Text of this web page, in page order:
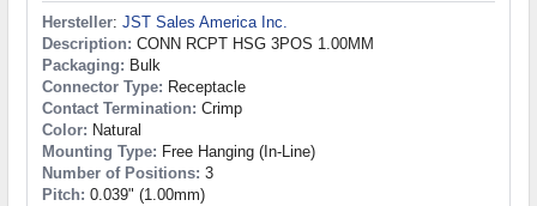
Hersteller: JST Sales America Inc.
Description: CONN RCPT HSG 3POS 1.00MM
Packaging: Bulk
Connector Type: Receptacle
Contact Termination: Crimp
Color: Natural
Mounting Type: Free Hanging (In-Line)
Number of Positions: 3
Pitch: 0.039" (1.00mm)